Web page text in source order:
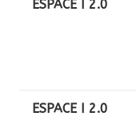
ESPACE I 2.0
ESPACE I 2.0